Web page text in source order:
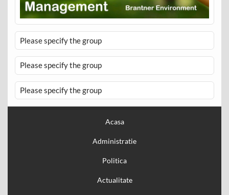
Please specify the group
Please specify the group
Please specify the group
Acasa
Administratie
Politica
Actualitate